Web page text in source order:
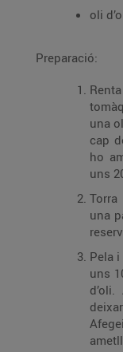
oli
Preparació:
una
cap del lluç. Sofregeix-ho 2
ho
uns
una
Pela
uns 10 min a